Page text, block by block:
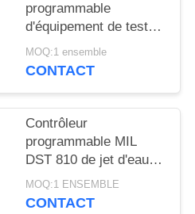
programmable
d'équipement de test
d'entrée de l'eau d'IPX3
IPX4
MOQ:1 ensemble
CONTACT
Contrôleur
programmable MIL
DST 810 de jet d'eau
de chambre
automatique d'essai
MOQ:1 ENSEMBLE
CONTACT